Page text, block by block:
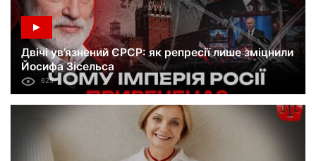
Двічі ув’язнений СРСР: як репресії лише зміцнили
Йосифа Зісельса
625